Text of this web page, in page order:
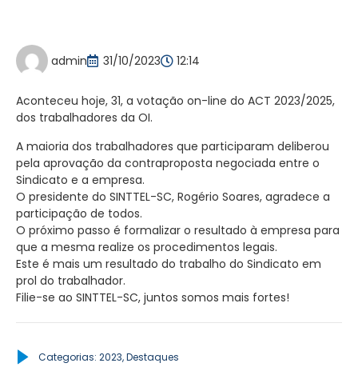
admin 31/10/2023 12:14
Aconteceu hoje, 31, a votação on-line do ACT 2023/2025,
dos trabalhadores da OI.
A maioria dos trabalhadores que participaram deliberou
pela aprovação da contraproposta negociada entre o
Sindicato e a empresa.
O presidente do SINTTEL-SC, Rogério Soares, agradece a
participação de todos.
O próximo passo é formalizar o resultado à empresa para
que a mesma realize os procedimentos legais.
Este é mais um resultado do trabalho do Sindicato em
prol do trabalhador.
Filie-se ao SINTTEL-SC, juntos somos mais fortes!
Categorias: 2023,Destaques